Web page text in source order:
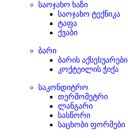
საოჯახო ხაზი
საოჯახო ტექნიკა
ტაფა
ქვაბი
ბარი
ბარის აქსესუარები
კოქტეილის ჭიქა
საკონდიტრო
თერმომეტრი
ლანგარი
სასწორი
საცხობი ფორმები